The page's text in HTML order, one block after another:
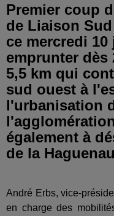
Premier coup
de Liaison
ce mercredi
emprunter dès
5,5 km qui
sud ouest à
l'urbanisation
également à
de la
André Erbs, vice-
en charge des